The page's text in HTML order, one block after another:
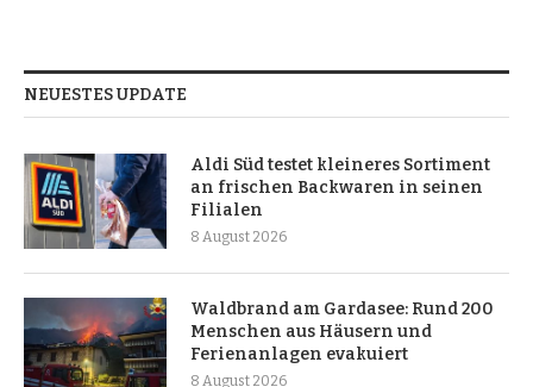
NEUESTES UPDATE
Aldi Süd testet kleineres Sortiment
an frischen Backwaren in seinen
Filialen
8 August 2026
Waldbrand am Gardasee: Rund 200
Menschen aus Häusern und
Ferienanlagen evakuiert
8 August 2026